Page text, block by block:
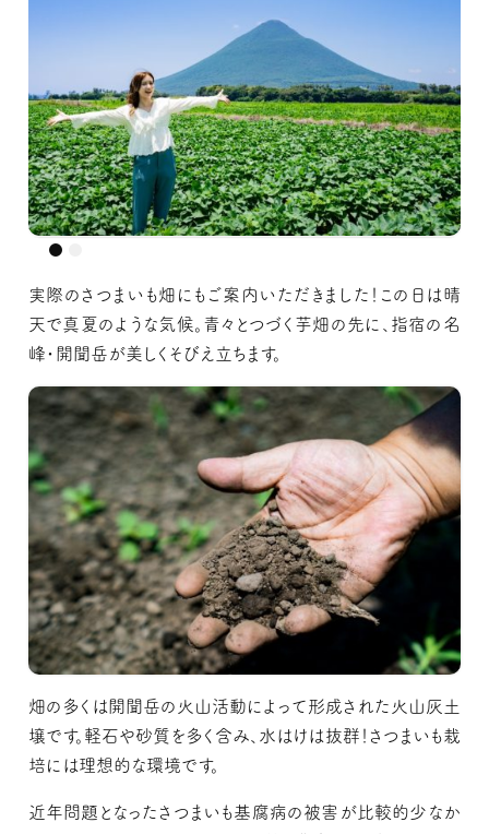
実際のさつまいも畑にもご案内いただきました！この日は晴
天で真夏のような気候。青々とつづく芋畑の先に、指宿の名
峰・開聞岳が美しくそびえ立ちます。
畑の多くは開聞岳の火山活動によって形成された火山灰土
壌です。軽石や砂質を多く含み、水はけは抜群！さつまいも栽
培には理想的な環境です。
近年問題となったさつまいも基腐病の被害が比較的少なか